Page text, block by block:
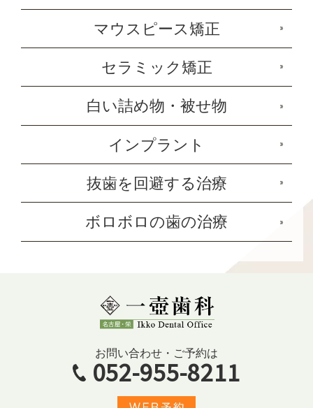
マウスピース矯正
セラミック矯正
白い詰め物・被せ物
インプラント
抜歯を回避する治療
ボロボロの歯の治療
お問い合わせ・ご予約は
052-955-8211